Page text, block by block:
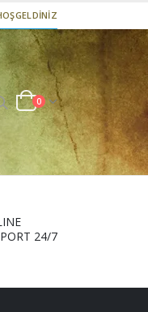
0
24/7